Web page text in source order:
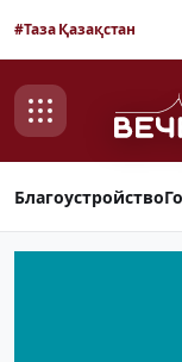
#Таза Қазақстан
Благоустройство